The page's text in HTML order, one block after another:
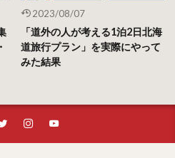
2023/08/07
「道外の人が考える1泊2日北海
道旅行プラン」を実際にやって
みた結果